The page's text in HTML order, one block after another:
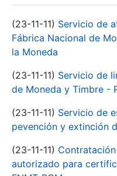
(23-11-11) Servicio de
Fábrica Nacional de
la Moneda
(23-11-11) Servicio de
de Moneda y Timbre -
(23-11-11) Servicio de
pevención y extinción
(23-11-11)
autorizado para